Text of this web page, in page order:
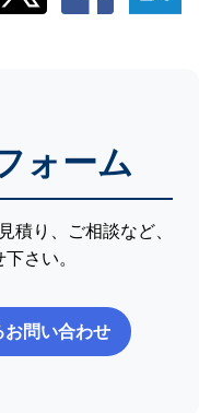
ォーム
積り、ご相談など、
さい。
問い合わせ